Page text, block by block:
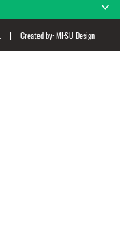
| Created by:MI:SU Design